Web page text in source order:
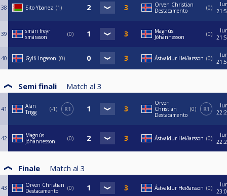
38 Sito Ybanez 1
Orven Christian
Destacamento
0
39
smári freyr
smárason
0
Magnús
Jóhannesson
0
40 Gylfi Ingason 0 Ástvaldur Heiðarsson 0
Semi finali Match al 3
41
Alan
Trigg
-1 R1
Orven
Christian
Destacamento
0 R1
42
Magnús
Jóhannesson
0 Ástvaldur Heiðarsson 0
Finale Match al 3
43
Orven Christian
Destacamento
0 Ástvaldur Heiðarsson 0